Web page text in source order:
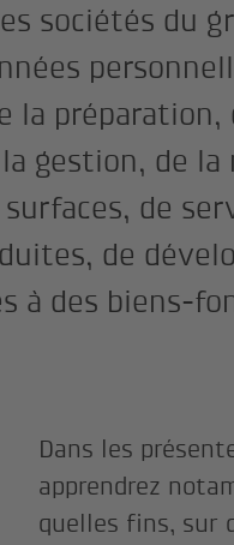
sociétés du
la préparation,
la gestion, de
de
de
à des biens-
Dans les
apprendrez
quelles fins, sur